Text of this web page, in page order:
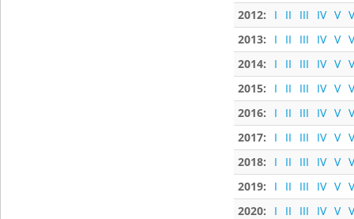
2012:
I II III IV V
2013:
I II III IV V
2014:
I II III IV V
2015:
I II III IV V
2016:
I II III IV V
2017:
I II III IV V
2018:
I II III IV V
2019:
I II III IV V
2020:
I II III IV V